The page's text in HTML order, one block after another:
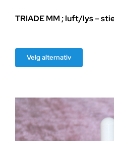
TRIADE MM ; luft/lys –
Velg alternativ
produktet
flere